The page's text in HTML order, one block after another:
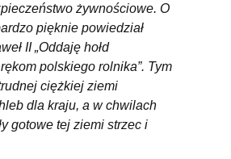
żywnościowe. O
pięknie powiedział
II „Oddaję hołd
polskiego rolnika”. Tym
ciężkiej ziemi
dla kraju, a w chwilach
gotowe tej ziemi strzec i